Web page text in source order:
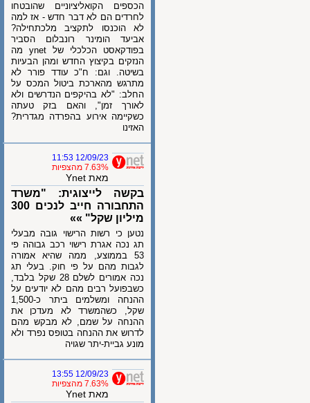
הכספים הקואליציוניים שהובטחו
לחרדים הם לא דבר חדש - אז למה
לא הוכנסו לתקציב מלכתחילה?
אביעד הומינר רונבלום הסביר
בפודקאסט הכלכלי של ynet מה
הנזקים בקיצוץ החדש ומהן הבעיות
בשיטה. וגם: ח"כ עודד פורר לא
מתרגש מהארכת ביטול המכס על
החלב: "לא בהיקפים הנדרשים ולא
לאורך זמן", והאם בזק טעתה
כשקיימה אירוע בהפרדה מגדרית?
האזינו
12/09/23 11:53
7.63% מהצפיות
מאת Ynet
בקשה לייצוגית: "משרד
התחבורה חייב לנכים 300
מיליון שקל" »»
נטען כי רשות הרישוי גובה מבעלי
תג נכה אגרת רישוי רכב גבוהה פי
53 בממוצע, ממה שהיא אמורה
לגבות מהם על פי חוק. בעלי תג
נכה אמורים לשלם 28 שקל בלבד,
כשבפועל רבים מהם לא יודעים על
ההנחה ומשלמים ביתר כ-1,500
שקל, כשהמשרד לא מעדכן את
ההנחה על שמם, לא מבקש מהם
לדרוש את ההנחה בטופס נפרד ולא
מונע גביית-יתר שגויה
12/09/23 13:55
7.63% מהצפיות
מאת Ynet